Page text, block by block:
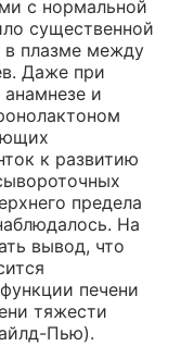
с нормальной
существенной
в плазме между
Даже при
и
к развитию
предела
На
вывод, что
печени
тяжести
Пью).